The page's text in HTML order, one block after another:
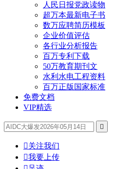
人民日报党政读物
超万本最新电子书
数万应聘简历模板
企业价值评估
各行业分析报告
百万专利下载
50万教育期刊文
水利水电工程资料
百万正版国家标准
免费文档
VIP精选

关注我们
我要上传